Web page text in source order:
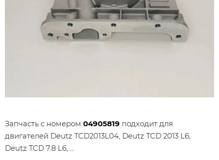
Запчасть с номером 04905819 подходит для
двигателей Deutz TCD2013L04, Deutz TCD 2013 L6,
Deutz TCD 7.8 L6, ...